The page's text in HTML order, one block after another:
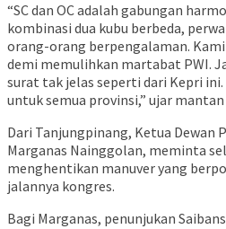
“SC dan OC adalah gabungan
kombinasi dua kubu berbeda,
orang-orang berpengalaman.
demi memulihkan martabat PWI.
surat tak jelas seperti dari Kepri
untuk semua provinsi,” ujar
Dari Tanjungpinang, Ketua Dewan
Marganas Nainggolan, meminta
menghentikan manuver yang
jalannya kongres.
Bagi Marganas, penunjukan